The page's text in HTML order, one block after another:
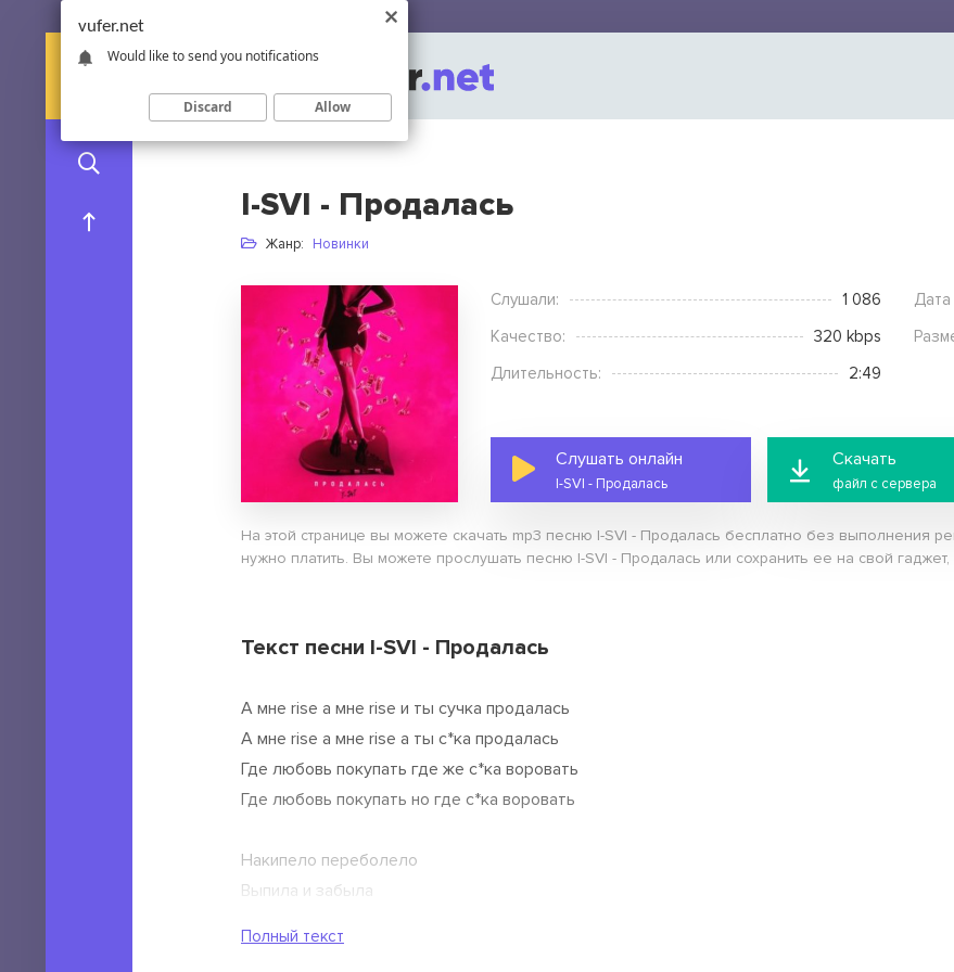
I-SVI - Продалась
Жанр: Новинки
Слушали: 1 086 Дата
Качество:
320 kbps
Длительность:
2:49
Слушать онлайн
I-SVI - Продалась
Скачать
файл с сервера
На этой странице вы можете скачать mp3 песню I-SVI - Продалась бесплатно без выполнения
нужно платить. Вы можете прослушать песню I-SVI - Продалась или сохранить ее на свой гаджет,
Текст песни I-SVI - Продалась
А мне rise а мне rise и ты сучка продалась
А мне rise а мне rise а ты с*ка продалась
Где любовь покупать где же с*ка воровать
Где любовь покупать но где с*ка воровать
Накипело переболело
Выпила и забыла
Полный текст
vufer.net
Would like to send you notifications
Discard Allow